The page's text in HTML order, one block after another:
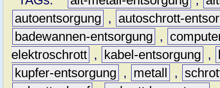
autoentsorgung
,
autoschrott-
badewannen-entsorgung
,
elektroschrott , kabel-entsorgung ,
kupfer-entsorgung
, metall ,